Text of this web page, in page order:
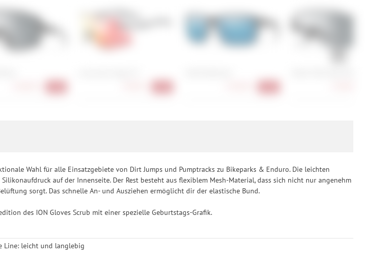
Wahl für alle Einsatzgebiete von Dirt Jumps und Pumptracks zu Bikeparks & Enduro. Die leichten
auf der Innenseite. Der Rest besteht aus flexiblem Mesh-Material, dass sich nicht nur angenehm
sorgt. Das schnelle An- und Ausziehen ermöglicht dir der elastische Bund.
des ION Gloves Scrub mit einer spezielle Geburtstags-Grafik.
Line: leicht und langlebig